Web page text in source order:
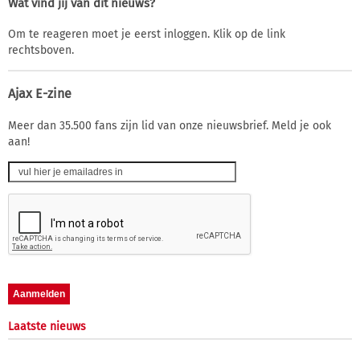
Wat vind jij van dit nieuws?
Om te reageren moet je eerst inloggen. Klik op de link
rechtsboven.
Ajax E-zine
Meer dan 35.500 fans zijn lid van onze nieuwsbrief. Meld je ook
aan!
Laatste nieuws